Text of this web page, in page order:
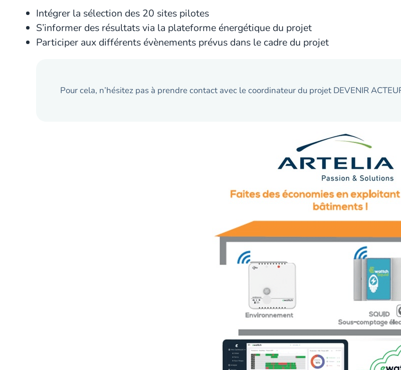
Intégrer la sélection des 20 sites pilotes
S’informer des résultats via la plateforme énergétique du projet
Participer aux différents évènements prévus dans le cadre du projet
Pour cela, n’hésitez pas à prendre contact avec le coordinateur du projet DEVENIR